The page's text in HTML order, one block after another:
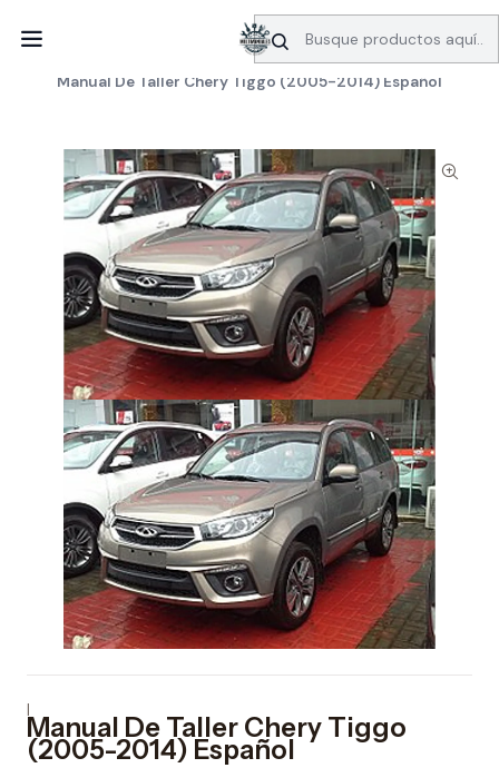
SERVICIO DE BÚSQUEDA DE INFORMACIÓN AUTOMOTRIZ
Manuales de taller Chery
Manual De Taller Chery Tiggo (2005-2014) Español
|
Manual De Taller Chery Tiggo
(2005-2014) Español